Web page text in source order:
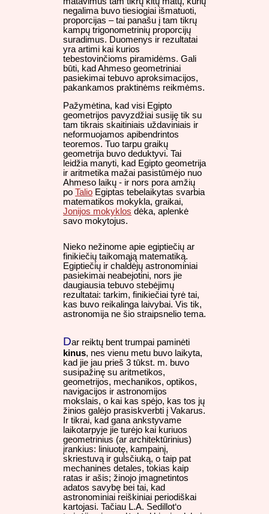
negalima buvo tiesiogiai išmatuoti,
proporcijas – tai panašu į tam tikrų
kampų trigonometrinių proporcijų
suradimus. Duomenys ir rezultatai
yra artimi kai kurios
tebestovinčioms piramidėms. Gali
būti, kad Ahmeso geometriniai
pasiekimai tebuvo aproksimacijos,
pakankamos praktinėms reikmėms.
Pažymėtina, kad visi Egipto
geometrijos pavyzdžiai susiję tik su
tam tikrais skaitiniais uždaviniais ir
neformuojamos apibendrintos
teoremos. Tuo tarpu graikų
geometrija buvo deduktyvi. Tai
leidžia manyti, kad Egipto geometrija
ir aritmetika mažai pasistūmėjo nuo
Ahmeso laikų - ir nors pora amžių
po Talio Egiptas tebelaikytas svarbia
matematikos mokykla, graikai,
Jonijos mokyklos dėka, aplenkė
savo mokytojus.
Nieko nežinome apie egiptiečių ar
finikiečių taikomąją matematiką.
Egiptiečių ir chaldėjų astronominiai
pasiekimai neabejotini, nors jie
daugiausia tebuvo stebėjimų
rezultatai: tarkim, finikiečiai tyrė tai,
kas buvo reikalinga laivybai. Vis tik,
astronomija ne šio straipsnelio tema.
Dar reiktų bent trumpai paminėti
kinus, nes vienu metu buvo laikyta,
kad jie jau prieš 3 tūkst. m. buvo
susipažinę su aritmetikos,
geometrijos, mechanikos, optikos,
navigacijos ir astronomijos
mokslais, o kai kas spėjo, kas tos jų
žinios galėjo prasiskverbti į Vakarus.
Ir tikrai, kad gana ankstyvame
laikotarpyje jie turėjo kai kuriuos
geometrinius (ar architektūrinius)
įrankius: liniuotę, kampainį,
skriestuvą ir gulsčiuką, o taip pat
mechanines detales, tokias kaip
ratas ir ašis; žinojo įmagnetintos
adatos savybę bei tai, kad
astronominiai reiškiniai periodiškai
kartojasi. Tačiau L.A. Sedillot‘o